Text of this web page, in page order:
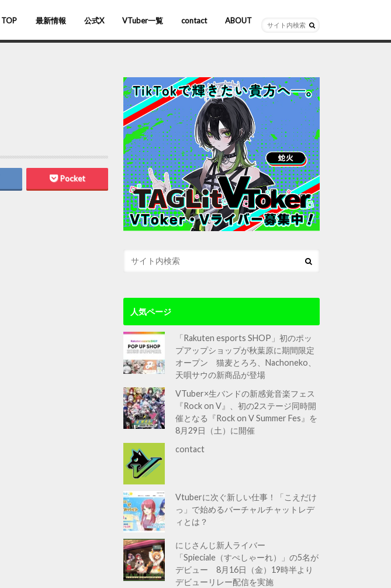
TOP 最新情報 公式X VTuber一覧
バーチャルYouTuber
VR/AR
ホロライブ
にじさんじ
ななしいんく
ぶいすぽっ！
contact ABOUT
Pocket
人気ページ
「Rakuten esports SHOP」初のポッ
プアップショップが秋葉原に期間限定
オープン 猫麦とろろ、Nachoneko、
天唄サウの新商品が登場
VTuber×生バンドの新感覚音楽フェス
『Rock on V』、初の2ステージ同時開
催となる『Rock on V Summer Fes』を
8月29日（土）に開催
contact
Vtuberに次ぐ新しい仕事！「こえだけ
っ」で始めるバーチャルチャットレデ
ィとは？
にじさんじ新人ライバー
「Spieciale（すぺしゃーれ）」の5名が
デビュー 8月16日（金）19時半より
デビューリレー配信を実施